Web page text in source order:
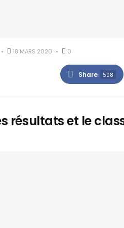
18 MARS 2020 0
Share 598
résultats et le